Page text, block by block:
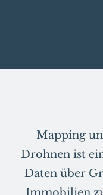
Mapping
Drohnen ist
Daten über